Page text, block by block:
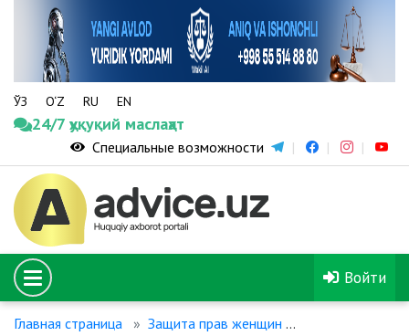
ЎЗ O‘Z RU EN
24/7 ҳуқуқий маслаҳат
Специальные возможности
Войти
Главная страница Защита прав женщин